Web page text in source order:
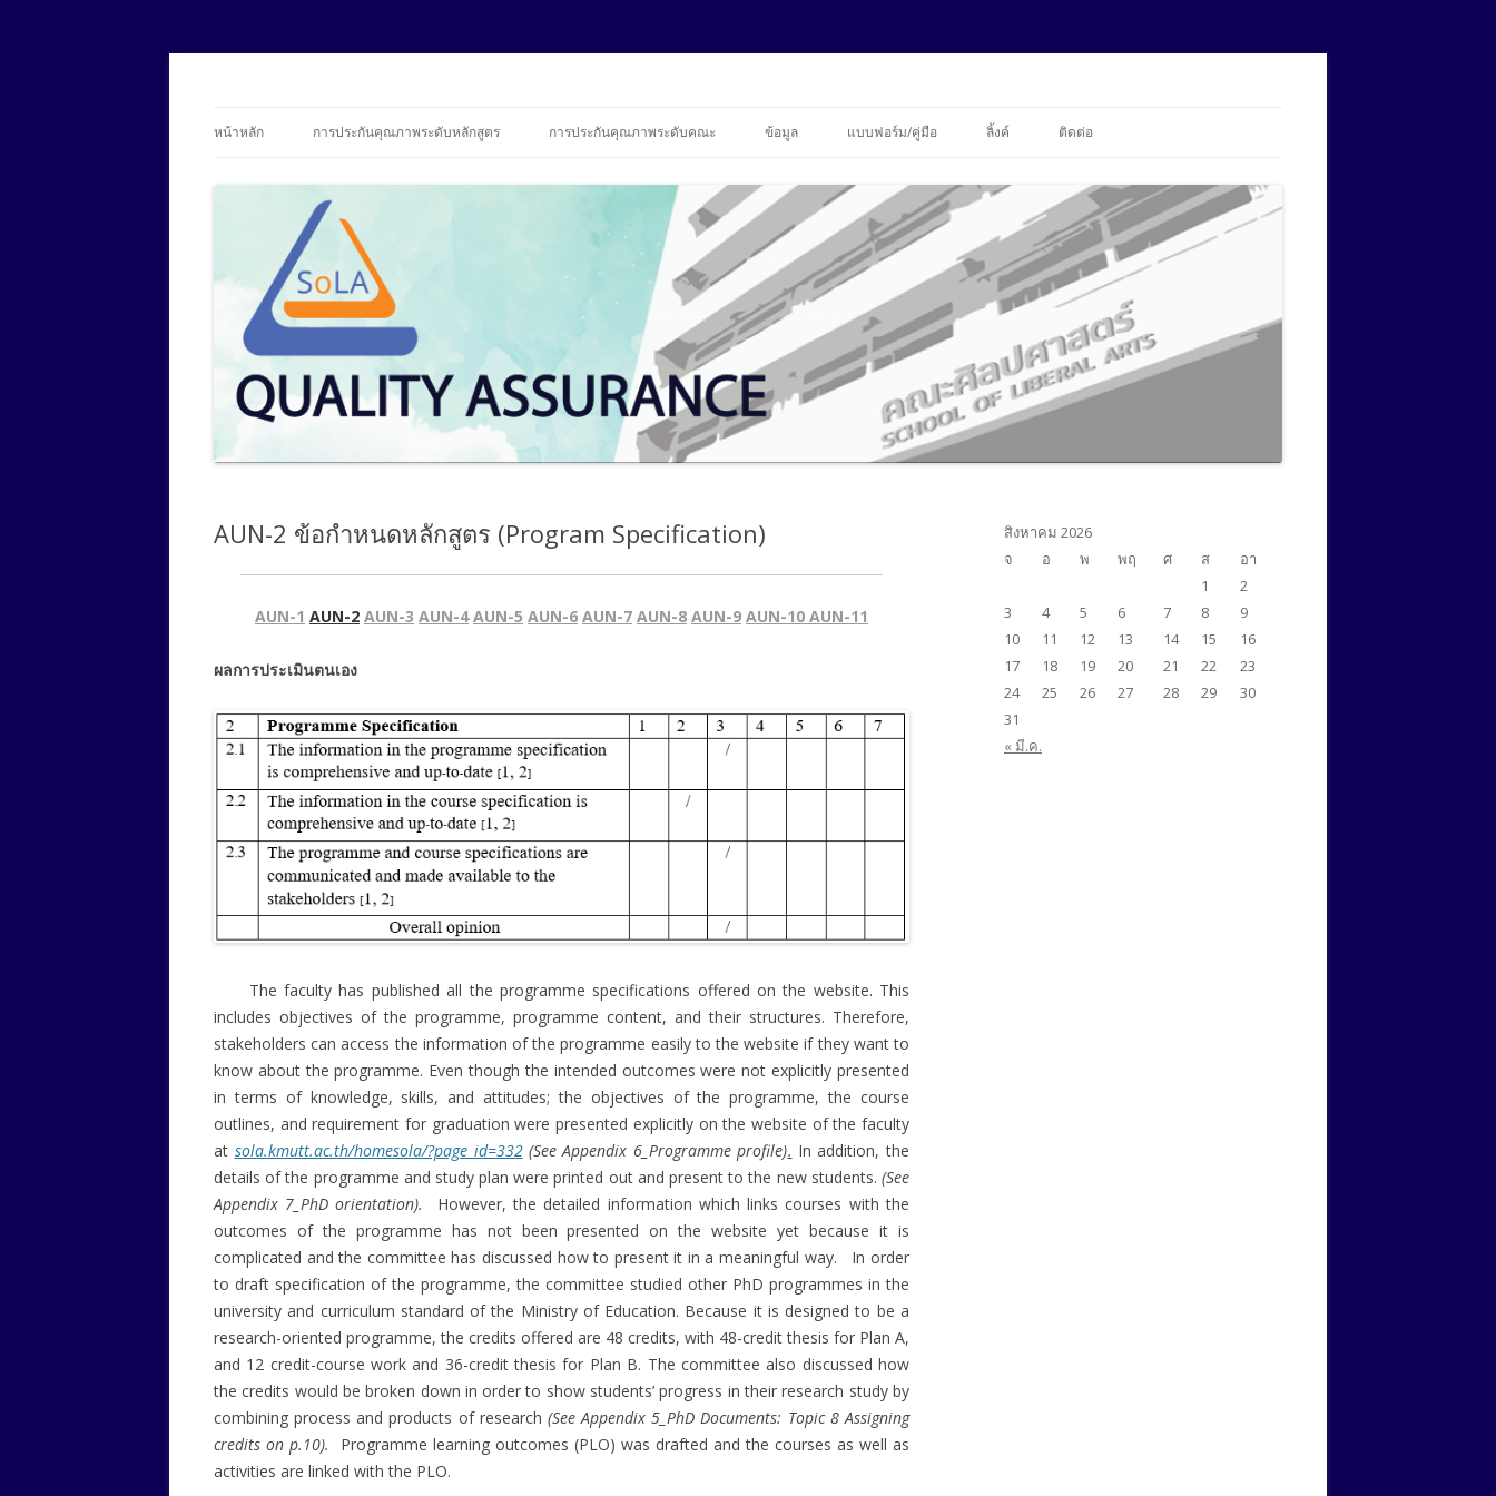
หน้าหลัก การประกันคุณภาพระดับหลักสูตร
มาตรฐาน
อาจารย์ประจำหลักสูตร ประจำปีการศึกษา 2562
ประจำปีการศึกษา 2563
รายงานการประเมินตนเอง (SAR)
รายงานการประเมินตนเอง (SAR)
ระดับปริญญาโท ปีการศึกษา 2563
ศศ.ม.ภาษาศาสตร์ประยุกต์ ด้านการ
สอนภาษาอังกฤษ (นานาชาติ)
ศศ.ม.ภาษาอังกฤษเพื่อการสื่อสารใน
วิชาชีพและนานาชาติ (นานาชาติ)
ระดับปริญญาเอก ปีการศึกษา 2563
ปร.ด.ภาษาศาสตร์ประยุกต์
(นานาชาติ)
รายงานการประเมินตนเอง (SAR)
2562
ระดับปริญญาโท ปีการศึกษา 2562
ศศ.ม.ภาษาศาสตร์ประยุกต์ ด้านการ
สอนภาษาอังกฤษ (นานาชาติ)
สอนภาษาอังกฤษ (นานาชาติ)
ระดับปริญญาเอก ปีการศึกษา 2562
ปร.ด.ภาษาศาสตร์ประยุกต์
รายงานการประเมินตนเอง (SAR)
2561
ระดับปริญญาโท ปีการศึกษา 2561
วิชาชีพและนานาชาติ (นานาชาติ)
สอนภาษาอังกฤษ (นานาชาติ)
2560
2559
วิชาชีพและนานาชาติ (นานาชาติ)
AUN-QA
ศศ.ม.ภาษาศาสตร์ประยุกต์ ด้านการ
สอนภาษาอังกฤษ (นานาชาติ)
AUN-QA
ปร.ด.ภาษาศาสตร์ประยุกต์
(นานาชาติ)
AUN-QA
การประกันคุณภาพระดับคณะ ข้อมูล
ข้อมูลนักศึกษาคณะศิลปศาสตร์
ฐานข้อมูลประกันคุณภาพ สถานะการอัปโหลดข้อมูล
การควบคุมภายใน
ความร่วมมือทางวิชาการ
แบบฟอร์ม/คู่มือ ลิ้งค์ ติดต่อ
AUN-2 ข้อกำหนดหลักสูตร (Program Specification)
AUN-1 AUN-2 AUN-3 AUN-4 AUN-5 AUN-6 AUN-7 AUN-8 AUN-9 AUN-10 AUN-11
ผลการประเมินตนเอง
The faculty has published all the programme specifications offered on the website. This
includes objectives of the programme, programme content, and their structures. Therefore,
stakeholders can access the information of the programme easily to the website if they want to
know about the programme. Even though the intended outcomes were not explicitly presented
in terms of knowledge, skills, and attitudes; the objectives of the programme, the course
outlines, and requirement for graduation were presented explicitly on the website of the faculty
at sola.kmutt.ac.th/homesola/?page_id=332 (See Appendix 6_Programme profile). In addition, the
details of the programme and study plan were printed out and present to the new students. (See
Appendix 7_PhD orientation).
However, the detailed information which links courses with the
outcomes of the programme has not been presented on the website yet because it is
complicated and the committee has discussed how to present it in a meaningful way. In order
to draft specification of the programme, the committee studied other PhD programmes in the
university and curriculum standard of the Ministry of Education. Because it is designed to be a
research-oriented programme, the credits offered are 48 credits, with 48-credit thesis for Plan A,
and 12 credit-course work and 36-credit thesis for Plan B. The committee also discussed how
the credits would be broken down in order to show students’ progress in their research study by
combining process and products of research (See Appendix 5_PhD Documents: Topic 8 Assigning
credits on p.10).
Programme learning outcomes (PLO) was drafted and the courses as well as
activities are linked with the PLO.
สิงหาคม 2026
จ
อ พ พฤ ศ ส อา
« มี.ค.
1
2
3
4 5 6 7 8
9
10
11 12 13 14 15
16
17
18 19 20 21 22
23
24
25 26 27 28 29
30
31